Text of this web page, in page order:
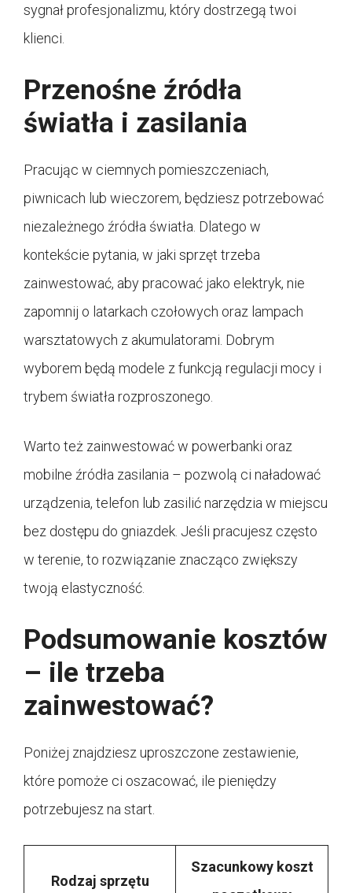
sygnał profesjonalizmu, który dostrzegą twoi
klienci.
Przenośne źródła
światła i zasilania
Pracując w ciemnych pomieszczeniach,
piwnicach lub wieczorem, będziesz potrzebować
niezależnego źródła światła. Dlatego w
kontekście pytania, w jaki sprzęt trzeba
zainwestować, aby pracować jako elektryk, nie
zapomnij o latarkach czołowych oraz lampach
warsztatowych z akumulatorami. Dobrym
wyborem będą modele z funkcją regulacji mocy i
trybem światła rozproszonego.
Warto też zainwestować w powerbanki oraz
mobilne źródła zasilania – pozwolą ci naładować
urządzenia, telefon lub zasilić narzędzia w miejscu
bez dostępu do gniazdek. Jeśli pracujesz często
w terenie, to rozwiązanie znacząco zwiększy
twoją elastyczność.
Podsumowanie kosztów
– ile trzeba
zainwestować?
Poniżej znajdziesz uproszczone zestawienie,
które pomoże ci oszacować, ile pieniędzy
potrzebujesz na start.
Rodzaj sprzętu
Szacunkowy koszt